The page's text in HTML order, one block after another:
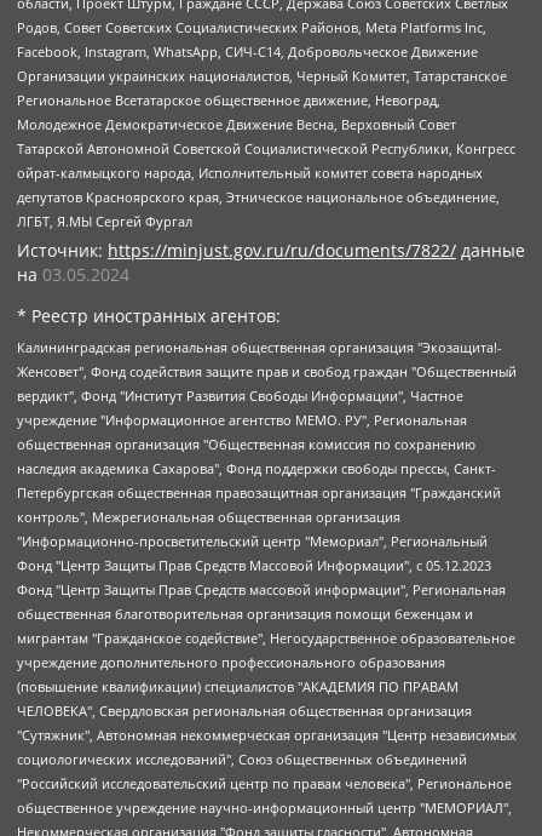
Родов, Совет Советских Социалистических Районов, Meta Platforms Inc,
Facebook, Instagram, WhatsApp, СИЧ-С14, Добровольческое Движение
Организации украинских националистов, Черный Комитет, Татарстанское
Региональное Всетатарское общественное движение, Невоград,
Молодежное Демократическое Движение Весна, Верховный Совет
Татарской Автономной Советской Социалистической Республики, Конгресс
ойрат-калмыцкого народа, Исполнительный комитет совета народных
депутатов Красноярского края, Этническое национальное объединение,
ЛГБТ, Я.МЫ Сергей Фургал
Источник: https://minjust.gov.ru/ru/documents/7822/ данные
на 03.05.2024
* Реестр иностранных агентов:
Калининградская региональная общественная организация "Экозащита!-Женсовет", Фонд содействия защите прав и свобод граждан "Общественный вердикт", Фонд "Институт Развития Свободы Информации", Частное учреждение "Информационное агентство МЕМО. РУ", Региональная общественная организация "Общественная комиссия по сохранению наследия академика Сахарова", Фонд поддержки свободы прессы, Санкт-Петербургская общественная правозащитная организация "Гражданский контроль", Межрегиональная общественная организация "Информационно-просветительский центр "Мемориал", Региональный Фонд "Центр Защиты Прав Средств Массовой Информации", с 05.12.2023 Фонд "Центр Защиты Прав Средств массовой информации", Региональная общественная благотворительная организация помощи беженцам и мигрантам "Гражданское содействие", Негосударственное образовательное учреждение дополнительного профессионального образования (повышение квалификации) специалистов "АКАДЕМИЯ ПО ПРАВАМ ЧЕЛОВЕКА", Свердловская региональная общественная организация "Сутяжник", Автономная некоммерческая организация "Центр независимых социологических исследований", Союз общественных объединений "Российский исследовательский центр по правам человека", Региональное общественное учреждение научно-информационный центр "МЕМОРИАЛ", Некоммерческая организация "Фонд защиты гласности", Автономная некоммерческая организация "Институт прав человека", Городская общественная организация "Екатеринбургское общество "МЕМОРИАЛ", Городская общественная организация "Рязанское историко-просветительское и правозащитное общество "Мемориал" (Рязанский Мемориал), Челябинский региональный орган общественной самодеятельности – женское общественное объединение "Женщины Евразии", Челябинский региональный орган общественной самодеятельности "Уральская правозащитная группа", Фонд содействия защите здоровья и социальной справедливости имени Андрея Рылькова, Автономная Некоммерческая Организация "Аналитический Центр Юрия Левады", Автономная некоммерческая организация социальной поддержки населения "Проект Апрель", Региональная общественная организация помощи женщинам и детям, находящимся в кризисной ситуации "Информационно-методический центр "Анна", Фонд содействия развитию массовых коммуникаций и правовому просвещению "Так-так-Так", Фонд содействия устойчивому развитию "Серебряная тайга", Свердловский региональный общественный фонд социальных проектов "Новое время", "Idel.Реалии", Кавказ.Реалии, Крым.Реалии, Телеканал Настоящее Время, Татаро-башкирская служба Радио Свобода (Azatliq Radiosi), Радио Свободная Европа/Радио Свобода (PCE/PC), "Сибирь.Реалии", "Фактограф", Благотворительный фонд помощи осужденным и их семьям, Автономная некоммерческая организация "Институт глобализации и социальных движений", Фонд "В защиту прав заключенных", Частное учреждение "Центр поддержки и содействия развитию средств массовой информации", Пензенский региональный общественный благотворительный фонд "Гражданский союз", "Север.Реалии", Некоммерческая организация Фонд "Правовая инициатива", Общество с ограниченной ответственностью "Радио Свободная Европа/Радио Свобода", Чешское информационное агентство "MEDIUM-ORIENT", Красноярская региональная общественная организация "Мы против СПИДа", Камалягин Денис Николаевич, Маркелов Сергей Евгеньевич, Пономарев Лев Александрович, Савицкая Людмила Алексеевна, Автономная некоммерческая организация "Центр по работе с проблемой насилия "НАСИЛИЮ.НЕТ", Межрегиональный профессиональный союз работников здравоохранения "Альянс врачей", Юридическое лицо, зарегистрированное в Латвийской Республике, SIA "Medusa Project" (регистрационный номер 40103797863, дата регистрации 10.06.2014), Некоммерческая организация "Фонд по борьбе с коррупцией", Автономная некоммерческая организация "Институт права и публичной политики", Баданин Роман Сергеевич, Гликин Максим Александрович, Железнова Мария Михайловна, Лукьянова Юлия Сергеевна, Маетная Елизавета Витальевна, Маняхин Петр Борисович, Чуракова Ольга Владимировна, Ярош Юлия Петровна, Юридическое лицо "The Insider SIA", зарегистрированное в Риге, Латвийская Республика (дата регистрации 26.06.2015), являющееся администратором доменного имени интернет-издания "The Insider SIA", https://theins.ru, Постернак Алексей Евгеньевич, Рубин Михаил Аркадьевич, Анин Роман Александрович, Юридическое лицо Istories fonds, зарегистрированное в Латвийской Республике (регистрационный номер 50008295751, дата регистрации 24.02.2020), Великовский Дмитрий Александрович, Долинина Ирина Николаевна, Мароховская Алеся Алексеевна, Шлейнов Роман Юрьевич, Шмагун Олеся Валентиновна, Общество с ограниченной ответственностью "Альтаир 2021", Общество с ограниченной ответственностью "Вега 2021", Общество с ограниченной ответственностью "Главный редактор 2021", Общество с ограниченной ответственностью "Ромашки монолит", Важенков Артем Валерьевич, Ивановская областная общественная организация "Центр гендерных исследований", Гурман Юрий Альбертович, Медиапроект "ОВД-Инфо", Егоров Владимир Владимирович, Жилинский Владимир Александрович, Общество с ограниченной ответственностью "ЗП", Иванова София Юрьевна, Карезина Инна Павловна, Кильтау Екатерина Викторовна, Петров Алексей Викторович, Пискунов Сергей Евгеньевич, Смирнов Сергей Сергеевич, Тихонов Михаил Сергеевич, Общество с ограниченной ответственностью "ЖУРНАЛИСТ-ИНОСТРАННЫЙ АГЕНТ", Арапова Галина Юрьевна, Вольтская Татьяна Анатольевна, Американская компания "Mason G.E.S. Anonymous Foundation" (США), являющаяся владельцем интернет-издания https://mnews.world/, Компания "Stichting Bellingcat", зарегистрированная в Нидерландах (дата регистрации 11.07.2018), Захаров Андрей Вячеславович, Клепиковская Екатерина Дмитриевна, Общество с ограниченной ответственностью "МЕМО", Перл Роман Александрович, Симонов Евгений Алексеевич, Соловьева Елена Анатольевна, Сотников Даниил Владимирович, Сурначева Елизавета Дмитриевна, Автономная некоммерческая организация по защите прав человека и информированию населения "Якутия – Наше Мнение", Общество с ограниченной ответственностью "Москоу диджитал медиа", с 26.01.2023 Общество с ограниченной ответственностью "Чайка Белые сады", Ветошкина Валерия Валерьевна, Заговора Максим Александрович, Межрегиональное общественное движение "Российская ЛГБТ - сеть", Оленичев Максим Владимирович, Павлов Иван Юрьевич, Скворцова Елена Сергеевна, Общество с ограниченной ответственностью "Как бы инагент", Кочетков Игорь Викторович, Общество с ограниченной ответственностью "Честные выборы", Еланчик Олег Александрович, Общество с ограниченной ответственностью "Нобелевский призыв", Гималова Регина Эмилевна, Григорьев Андрей Валерьевич, Григорьева Алина Александровна, Ассоциация по содействию защите прав призывников, альтернативнослужащих и военнослужащих "Правозащитная группа "Гражданин.Армия.Право", Хисамова Регина Фаритовна, Автономная некоммерческая организация по реализации социально-правовых программ "Лилит", Дальневосточное общественное движение "Маяк", Санкт-Петербургская ЛГБТ-инициативная группа "Выход", Инициативная группа ЛГБТ+ "Реверс", Алексеев Андрей Викторович, Бекбулатова Таисия Львовна, Беляев Иван Михайлович, Владыкина Елена Сергеевна, Гельман Марат Александрович, Никульшина Вероника Юрьевна, Толоконникова Надежда Андреевна, Шендерович Виктор Анатольевич, Общество с ограниченной ответственностью "Данное сообщение", Общество с ограниченной ответственностью Издательский дом "Новая глава", Айнбиндер Александра Александровна, Московский комьюнити-центр для ЛГБТ+инициатив, Благотворительный фонд развития филантропии, Deutsche Welle (Германия, Kurt-Schumacher-Strasse 3, 53113 Bonn), Борзунова Мария Михайловна, Воробьев Виктор Викторович, Голубева Анна Львовна, Константинова Алла Михайловна, Малкова Ирина Владимировна, Мурадов Мурад Абдулгалимович, Осетинская Елизавета Николаевна, Понасенков Евгений Николаевич, Ганапольский Матвей Юрьевич, Киселев Евгений Алексеевич, Борухович Ирина Григорьевна, Дремин Иван Тимофеевич, Дубровский Дмитрий Викторович, Красноярская региональная общественная организация поддержки и развития альтернативных образовательных технологий и межкультурных коммуникаций "ИНТЕРРА", Маяковская Екатерина Алексеевна, Фейгин Марк Захарович, Филимонов Андрей Викторович, Дзугкоева Регина Николаевна, Доброхотов Роман Александрович, Дудь Юрий Александрович, Елкин Сергей Владимирович, Кругликов Кирилл Игоревич, Сабунаева Мария Леонидовна, Семенов Алексей Владимирович, Шаинян Карен Багратович, Шульман Екатерина Михайловна, Асафьев Артур Валерьевич, Вахштайн Виктор Семенович, Венедиктов Алексей Алексеевич, Лушникова Екатерина Евгеньевна, Волков Леонид Михайлович, Невзоров Александр Глебович, Пархоменко Сергей Борисович, Сироткин Ярослав Николаевич, Кара-Мурза Владимир Владимирович, Баранова Наталья Владимировна, Гозман Леонид Яковлевич, Кагарлицкий Борис Юльевич, Климарев Михаил Валерьевич, Милов Владимир Станиславович, Автономная некоммерческая организация Краснодарский центр современного искусства "Типография", Моргенштерн Алишер Тагирович, Соболь Любовь Эдуардовна, Общество с ограниченной ответственностью "ЛИЗА НОРМ", Каспаров Гарри Кимович, Ходорковский Михаил Борисович, Общество с ограниченной ответственностью "Апрельские тезисы", Данилович Ирина Брониславовна, Кашин Олег Владимирович, Петров Николай Владимирович, Пивоваров Алексей Владимирович, Соколов Михаил Владимирович, Цветкова Юлия Владимировна, Чичваркин Евгений Александрович, Комитет против пыток/Команда против пыток, Общество с ограниченной ответственностью "Первый научный", Общество с ограниченной ответственностью "Вертолет и ко", Белоцерковская Вероника Борисовна, Кац Максим Евгеньевич, Лазарева Татьяна Юрьевна, Шаведдинов Руслан Табризович, Яшин Илья Валерьевич, Общество с ограниченной ответственностью "Иноагент ААВ", Алешковский Дмитрий Петрович, Альбац Евгения Марковна, Быков Дмитрий Львович, Галямина Юлия Евгеньевна, Лойко Сергей Леонидович, Мартынов Кирилл Константинович, Медведев Сергей Александрович, Крашенинников Федор Геннадиевич, Гордеева Катерина Вл